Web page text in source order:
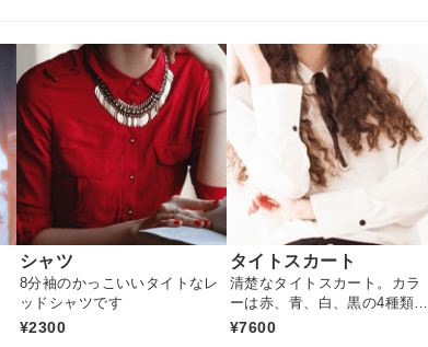
シャツ
8分袖のかっこいいタイトなレ
ッドシャツです
¥2300
タイトスカート
清楚なタイトスカート。カラ
ーは赤、青、白、黒の4種類あ
ります
¥7600